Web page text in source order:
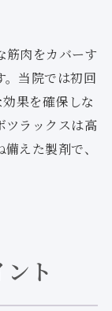
筋肉をカバーす
。当院では初回
果を確保しな
ツラックスは高
えた製剤で、
ト